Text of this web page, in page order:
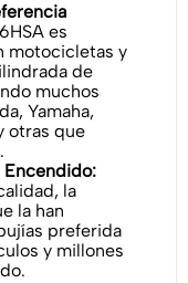
es
motocicletas y
de
muchos
Yamaha,
otras que
Encendido:
la
la han
preferida
y millones